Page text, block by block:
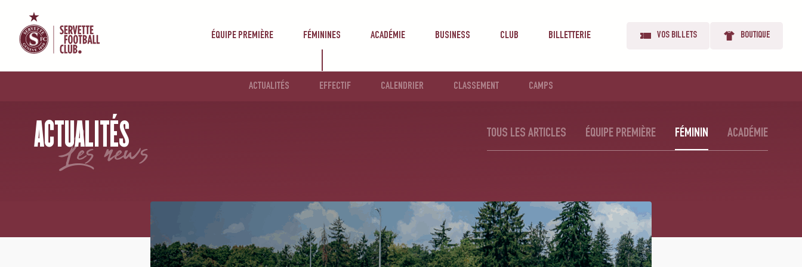
ÉQUIPE PREMIÈRE FÉMININES ACADÉMIE BUSINESS CLUB BILLETTERIE
ACTUALITÉS EFFECTIF CALENDRIER CLASSEMENT CAMPS
VOS BILLETS BOUTIQUE
ACTUALITÉS
les news TOUS LES ARTICLES ÉQUIPE PREMIÈRE FÉMININ ACADÉMIE